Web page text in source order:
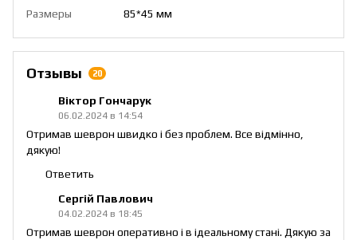
Размеры
85*45 мм
Отзывы 20
Віктор Гончарук
06.02.2024 в 14:54
Отримав шеврон швидко і без проблем. Все відмінно,
дякую!
Ответить
Сергій Павлович
04.02.2024 в 18:45
Отримав шеврон оперативно і в ідеальному стані. Дякую за